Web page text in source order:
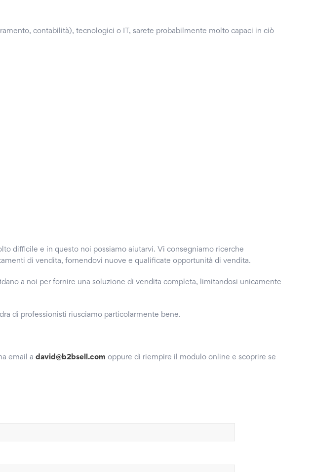
contabilità), tecnologici o IT, sarete probabilmente molto capaci in ciò
difficile e in questo noi possiamo aiutarvi. Vi consegniamo ricerche
di vendita, fornendovi nuove e qualificate opportunità di vendita.
a noi per fornire una soluzione di vendita completa, limitandosi unicamente
di professionisti riusciamo particolarmente bene.
email a david@b2bsell.com oppure di riempire il modulo online e scoprire se